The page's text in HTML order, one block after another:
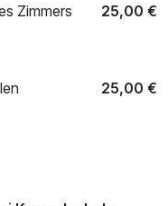
Zimmers 25,00 €
25,00 €